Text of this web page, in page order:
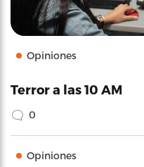
Opiniones
Terror a las 10 AM
0
Opiniones